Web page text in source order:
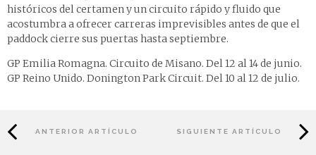
históricos del certamen y un circuito rápido y fluido que
acostumbra a ofrecer carreras imprevisibles antes de que el
paddock cierre sus puertas hasta septiembre.
GP Emilia Romagna. Circuito de Misano. Del 12 al 14 de junio.
GP Reino Unido. Donington Park Circuit. Del 10 al 12 de julio.
ANTERIOR ARTÍCULO SIGUIENTE ARTÍCULO